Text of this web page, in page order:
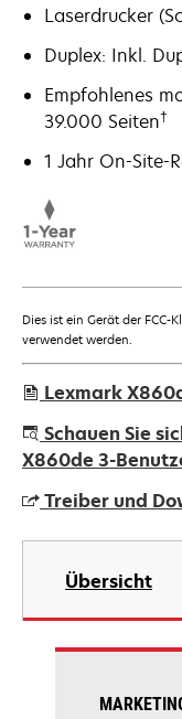
Laserdrucker
Duplex: Inkl.
Empfohlenes
39.000 Seiten†
1 Jahr On-Site-
Dies ist ein Gerät der
verwendet werden.
Lexmark
wird
in
neuen
Registerkarte
Schauen Sie
X860de 3-
Treiber und
wird
einer
neuen
Registerkarte
Übersicht